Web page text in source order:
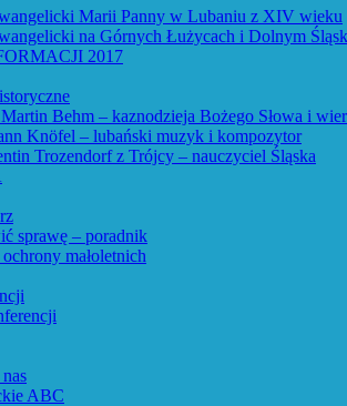
Marii Panny w Lubaniu z XIV wieku
na Górnych Łużycach i Dolnym
2017
Behm – kaznodzieja Bożego Słowa i
Knöfel – lubański muzyk i kompozytor
Trozendorf z Trójcy – nauczyciel Śląska
sprawę – poradnik
małoletnich
ABC